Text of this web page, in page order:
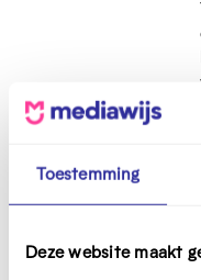
Toestemming
Deze website maakt